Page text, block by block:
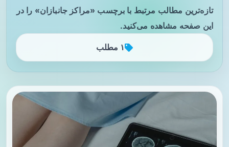
تازه‌ترین مطالب مرتبط با برچسب «مراکز جانبازان» را در
این صفحه مشاهده می‌کنید.
۱ مطلب